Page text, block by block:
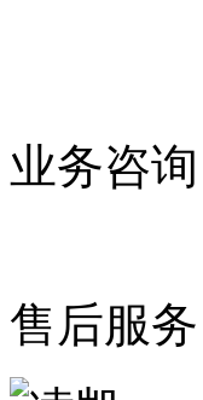
业务咨询
售后服务